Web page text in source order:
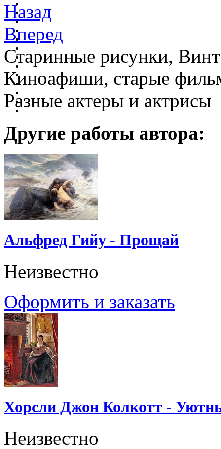
Назад
Вперед
Старинные рисунки,
Киноафиши, старые
Разные актеры и актрисы
Другие работы автора:
Альфред Гийу - Прощай
Неизвестно
Оформить и заказать
Хорсли Джон Колкотт -
Неизвестно